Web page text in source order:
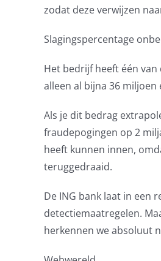
zodat deze verwijzen
Slagingspercentage
Het bedrijf heeft één
alleen al bijna 36
Als je dit bedrag
fraudepogingen op 2
heeft kunnen innen,
teruggedraaid.
De ING bank laat in een
detectiemaatregelen.
herkennen we absoluut